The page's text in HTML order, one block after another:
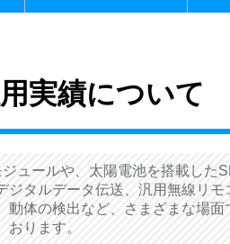
実績について
ュールや、太陽電池を搭載した
タルデータ伝送、汎用無線リモ
体の検出など、さまざまな場面
おります。